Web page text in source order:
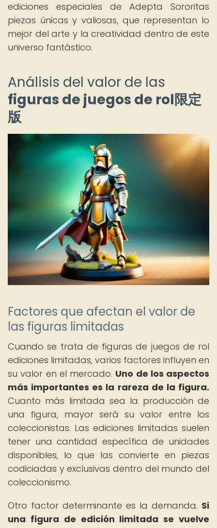
ediciones especiales de Adepta Sororitas
piezas únicas y valiosas, que representan lo
mejor del arte y la creatividad dentro de este
universo fantástico.
Análisis del valor de las
figuras de juegos de rol限定
版
Factores que afectan el valor de
las figuras limitadas
Cuando se trata de figuras de juegos de rol
ediciones limitadas, varios factores influyen en
su valor en el mercado. Uno de los aspectos
más importantes es la rareza de la figura.
Cuanto más limitada sea la producción de
una figura, mayor será su valor entre los
coleccionistas. Las ediciones limitadas suelen
tener una cantidad específica de unidades
disponibles, lo que las convierte en piezas
codiciadas y exclusivas dentro del mundo del
coleccionismo.
Otro factor determinante es la demanda. Si
una figura de edición limitada se vuelve